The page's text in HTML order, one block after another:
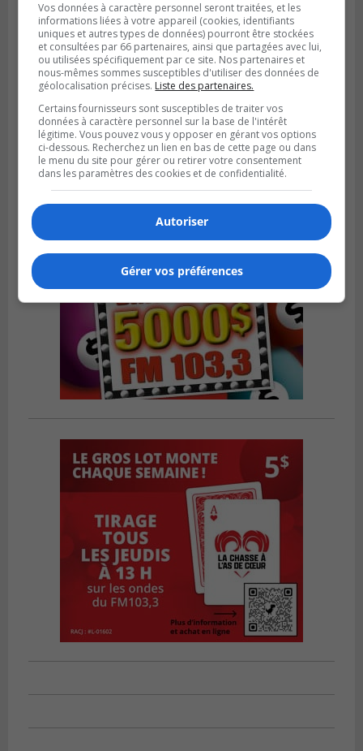
SAINT-LAMBERT
Publié le 4 août 2026 à 12h00
Une conseillère de Saint-Lambert craint le
développement de MET
Vos données à caractère personnel seront traitées, et les
informations liées à votre appareil (cookies, identifiants
uniques et autres types de données) pourront être stockées
et consultées par 66 partenaires, ainsi que partagées avec lui,
ou utilisées spécifiquement par ce site. Nos partenaires et
nous-mêmes sommes susceptibles d'utiliser des données de
géolocalisation précises. Liste des partenaires.
Certains fournisseurs sont susceptibles de traiter vos
données à caractère personnel sur la base de l'intérêt
légitime. Vous pouvez vous y opposer en gérant vos options
ci-dessous. Recherchez un lien en bas de cette page ou dans
le menu du site pour gérer ou retirer votre consentement
dans les paramètres des cookies et de confidentialité.
Autoriser
Gérer vos préférences